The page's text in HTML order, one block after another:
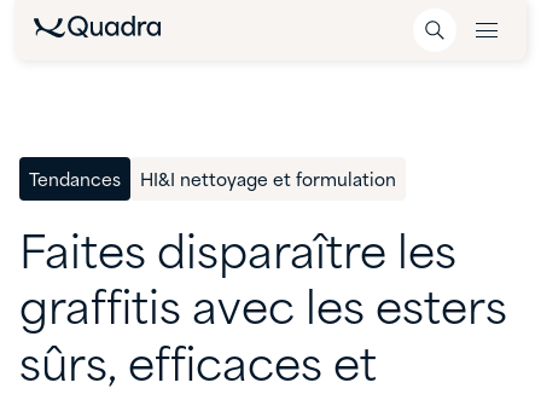
Tendances HI&I nettoyage et formulation
Faites disparaître les
graffitis avec les esters
sûrs, efficaces et